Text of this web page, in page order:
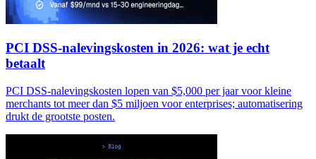
PCI DSS-nalevingskosten in 2026: wat je echt
betaalt
PCI DSS-nalevingskosten lopen van $5,000 per jaar voor kleine
merchants tot meer dan $5 miljoen voor enterprises; automatisering
drukt de grootste posten.